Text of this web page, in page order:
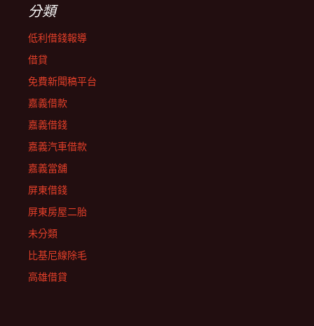
分類
低利借錢報導
借貸
免費新聞稿平台
嘉義借款
嘉義借錢
嘉義汽車借款
嘉義當舖
屏東借錢
屏東房屋二胎
未分類
比基尼線除毛
高雄借貸